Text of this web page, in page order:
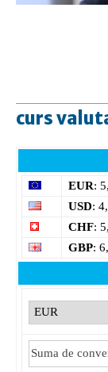
curs
EUR:
USD:
CHF:
GBP: